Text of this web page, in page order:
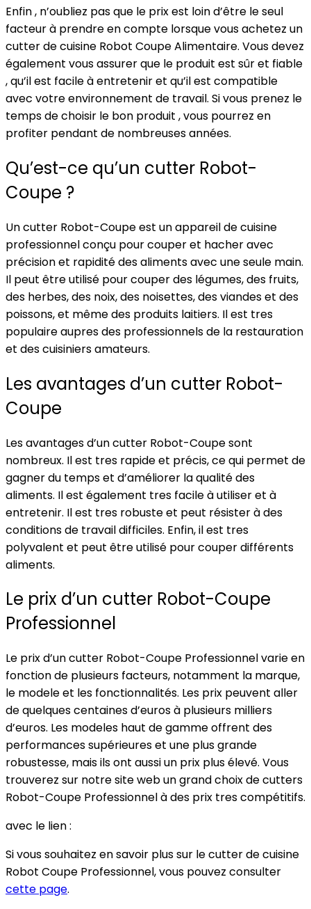
Enfin , n’oubliez pas que le prix est loin d’être le seul
facteur à prendre en compte lorsque vous achetez un
cutter de cuisine Robot Coupe Alimentaire. Vous devez
également vous assurer que le produit est sûr et fiable
, qu’il est facile à entretenir et qu’il est compatible
avec votre environnement de travail. Si vous prenez le
temps de choisir le bon produit , vous pourrez en
profiter pendant de nombreuses années.
Qu’est-ce qu’un cutter Robot-
Coupe ?
Un cutter Robot-Coupe est un appareil de cuisine
professionnel conçu pour couper et hacher avec
précision et rapidité des aliments avec une seule main.
Il peut être utilisé pour couper des légumes, des fruits,
des herbes, des noix, des noisettes, des viandes et des
poissons, et même des produits laitiers. Il est tres
populaire aupres des professionnels de la restauration
et des cuisiniers amateurs.
Les avantages d’un cutter Robot-
Coupe
Les avantages d’un cutter Robot-Coupe sont
nombreux. Il est tres rapide et précis, ce qui permet de
gagner du temps et d’améliorer la qualité des
aliments. Il est également tres facile à utiliser et à
entretenir. Il est tres robuste et peut résister à des
conditions de travail difficiles. Enfin, il est tres
polyvalent et peut être utilisé pour couper différents
aliments.
Le prix d’un cutter Robot-Coupe
Professionnel
Le prix d’un cutter Robot-Coupe Professionnel varie en
fonction de plusieurs facteurs, notamment la marque,
le modele et les fonctionnalités. Les prix peuvent aller
de quelques centaines d’euros à plusieurs milliers
d’euros. Les modeles haut de gamme offrent des
performances supérieures et une plus grande
robustesse, mais ils ont aussi un prix plus élevé. Vous
trouverez sur notre site web un grand choix de cutters
Robot-Coupe Professionnel à des prix tres compétitifs.
avec le lien :
Si vous souhaitez en savoir plus sur le cutter de cuisine
Robot Coupe Professionnel, vous pouvez consulter
cette page.